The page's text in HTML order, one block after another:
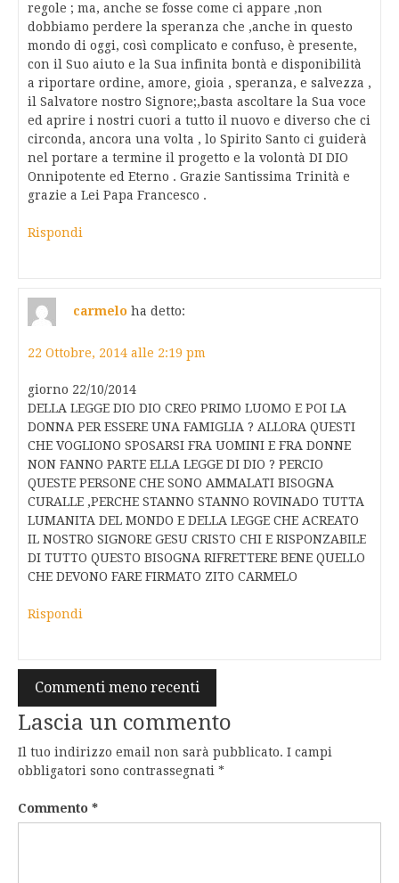
regole ; ma, anche se fosse come ci appare ,non
dobbiamo perdere la speranza che ,anche in questo
mondo di oggi, così complicato e confuso, è presente,
con il Suo aiuto e la Sua infinita bontà e disponibilità
a riportare ordine, amore, gioia , speranza, e salvezza ,
il Salvatore nostro Signore;,basta ascoltare la Sua voce
ed aprire i nostri cuori a tutto il nuovo e diverso che ci
circonda, ancora una volta , lo Spirito Santo ci guiderà
nel portare a termine il progetto e la volontà DI DIO
Onnipotente ed Eterno . Grazie Santissima Trinità e
grazie a Lei Papa Francesco .
Rispondi
carmelo ha detto:
22 Ottobre, 2014 alle 2:19 pm
giorno 22/10/2014
DELLA LEGGE DIO DIO CREO PRIMO LUOMO E POI LA
DONNA PER ESSERE UNA FAMIGLIA ? ALLORA QUESTI
CHE VOGLIONO SPOSARSI FRA UOMINI E FRA DONNE
NON FANNO PARTE ELLA LEGGE DI DIO ? PERCIO
QUESTE PERSONE CHE SONO AMMALATI BISOGNA
CURALLE ,PERCHE STANNO STANNO ROVINADO TUTTA
LUMANITA DEL MONDO E DELLA LEGGE CHE ACREATO
IL NOSTRO SIGNORE GESU CRISTO CHI E RISPONZABILE
DI TUTTO QUESTO BISOGNA RIFRETTERE BENE QUELLO
CHE DEVONO FARE FIRMATO ZITO CARMELO
Rispondi
Navigazione
commenti
Commenti meno recenti
Lascia un commento
Il tuo indirizzo email non sarà pubblicato. I campi
obbligatori sono contrassegnati *
Commento *